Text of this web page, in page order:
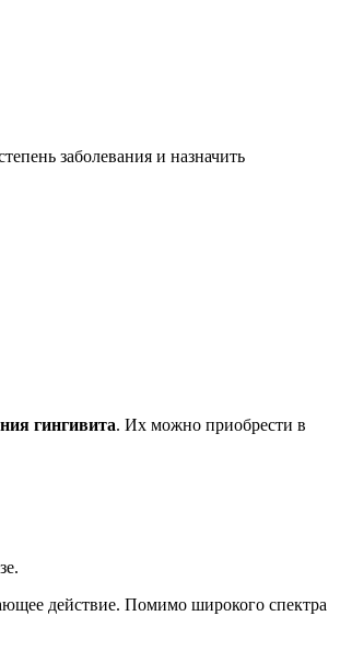
заболевания и назначить
гингивита. Их можно приобрести в
действие. Помимо широкого спектра